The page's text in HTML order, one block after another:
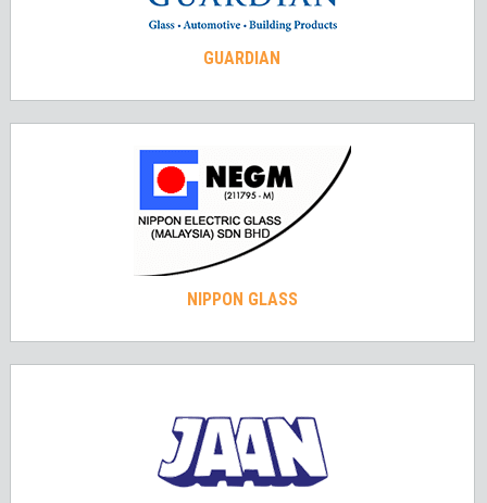
GUARDIAN
NIPPON GLASS